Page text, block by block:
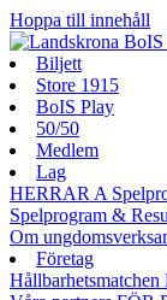
Hoppa till innehåll
Biljett
Store 1915
BoIS Play
50/50
Medlem
Lag
HERRAR A
Spelprogram &
Om
Företag
Hållbarhetsmatchen